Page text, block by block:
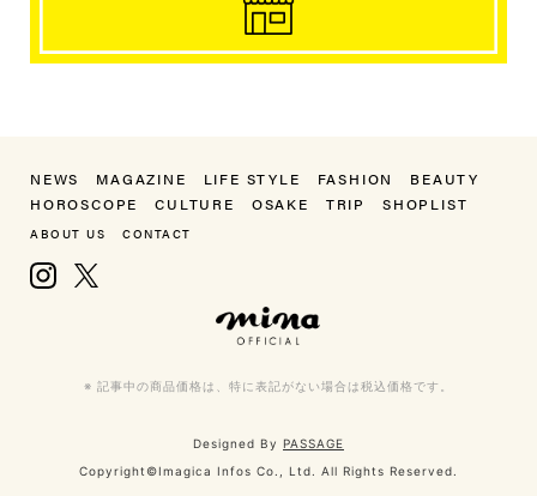
NEWS MAGAZINE LIFE STYLE FASHION
BEAUTY
HOROSCOPE
CULTURE OSAKE TRIP SHOPLIST
ABOUT US CONTACT
Instagram
※ 記事中の商品価格は、特に表記がない場合は税込価格です。
Designed By PASSAGE
Copyright©Imagica Infos Co., Ltd. All Rights Reserved.